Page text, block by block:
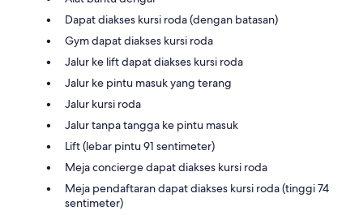
Dapat diakses kursi roda (dengan batasan)
Gym dapat diakses kursi roda
Jalur ke lift dapat diakses kursi roda
Jalur ke pintu masuk yang terang
Jalur kursi roda
Jalur tanpa tangga ke pintu masuk
Lift (lebar pintu 91 sentimeter)
Meja concierge dapat diakses kursi roda
Meja pendaftaran dapat diakses kursi roda (tinggi 74
sentimeter)